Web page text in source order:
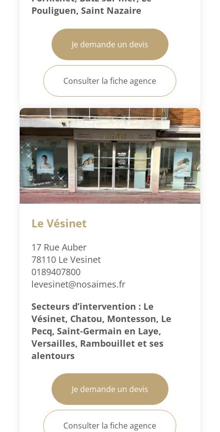
Pouliguen, Saint Nazaire
Je demande un devis
Consulter la fiche agence
Le Vésinet
17 Rue Auber
78110 Le Vesinet
0189407800
levesinet@nosaimes.fr
Secteurs d’intervention : Le
Vésinet, Chatou, Montesson, Le
Pecq, Saint-Germain en Laye,
Versailles, Rambouillet et ses
alentours
Je demande un devis
Consulter la fiche agence